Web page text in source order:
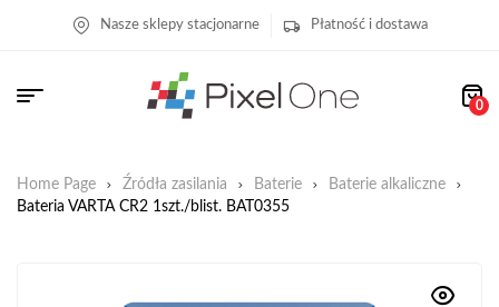
Nasze sklepy stacjonarne Płatność i dostawa
0
Home Page Źródła zasilania Baterie
Baterie alkaliczne
Bateria VARTA CR2 1szt./blist. BAT0355